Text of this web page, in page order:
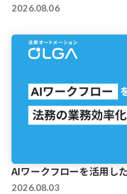
2026.08.06
AIワークフローを活用し
2026.08.03